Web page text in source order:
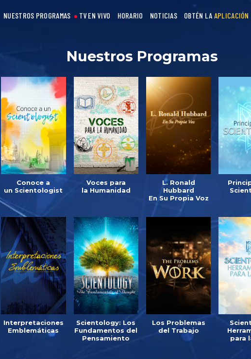
NUESTROS PROGRAMAS TV EN VIVO HORARIO NOTICIAS OBTÉN LA APLICACIÓN
Nuestros Programas
Conoce a
un Scientologist
Voces para
la Humanidad
L. Ronald
Hubbard
En Su Propia Voz
Interpretaciones
Emblemáticas
Scientology: Los
Fundamentos del
Pensamiento
Los Problemas
del Trabajo
para